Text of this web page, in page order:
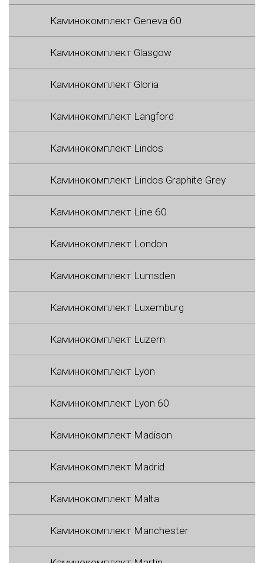
Каминокомплект Geneva 60
Каминокомплект Glasgow
Каминокомплект Gloria
Каминокомплект Langford
Каминокомплект Lindos
Каминокомплект Lindos Graphite Grey
Каминокомплект Line 60
Каминокомплект London
Каминокомплект Lumsden
Каминокомплект Luxemburg
Каминокомплект Luzern
Каминокомплект Lyon
Каминокомплект Lyon 60
Каминокомплект Madison
Каминокомплект Madrid
Каминокомплект Malta
Каминокомплект Manchester